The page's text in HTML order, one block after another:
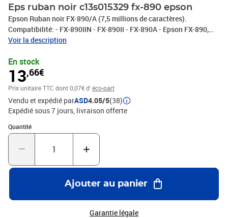
Eps ruban noir c13s015329 fx-890 epson
Epson Ruban noir FX-890/A (7,5 millions de caractères).
Compatibilité: - FX-890IIN - FX-890II - FX-890A - Epson FX-890,
Couleurs d'impression: Noir, Technologie d'impression: Dot Matrix.
colis: 80 mm. Produits par palette: 2000 pièce(s), Poids brut du
casier principal (externe): 14,2 g, Longueur du casier principal
(externe): 600 mm
Voir la description
En stock
13,66€
Prix unitaire TTC dont 0,07€ d'éco-part
Vendu et expédié parASD4.05/5(38)
Expédié sous 7 jours livraison offerte
Quantité
Quantité : 1
Ajouter au panier
Garantie légale